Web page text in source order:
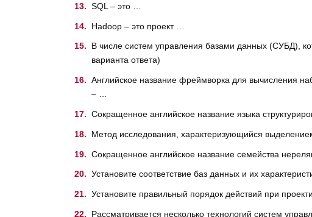
SQL – это …
Hadoop – это проект …
В числе систем управления базами данных (СУБД),
варианта ответа)
Английское название фреймворка для вычисления
– …
Сокращенное английское название языка
Метод исследования, характеризующийся
Сокращенное английское название семейства
Установите соответствие баз данных и их
Установите правильный порядок действий при
Рассматривается несколько технологий систем